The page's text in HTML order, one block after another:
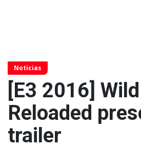
Noticias
[E3 2016]
Reloaded
trailer